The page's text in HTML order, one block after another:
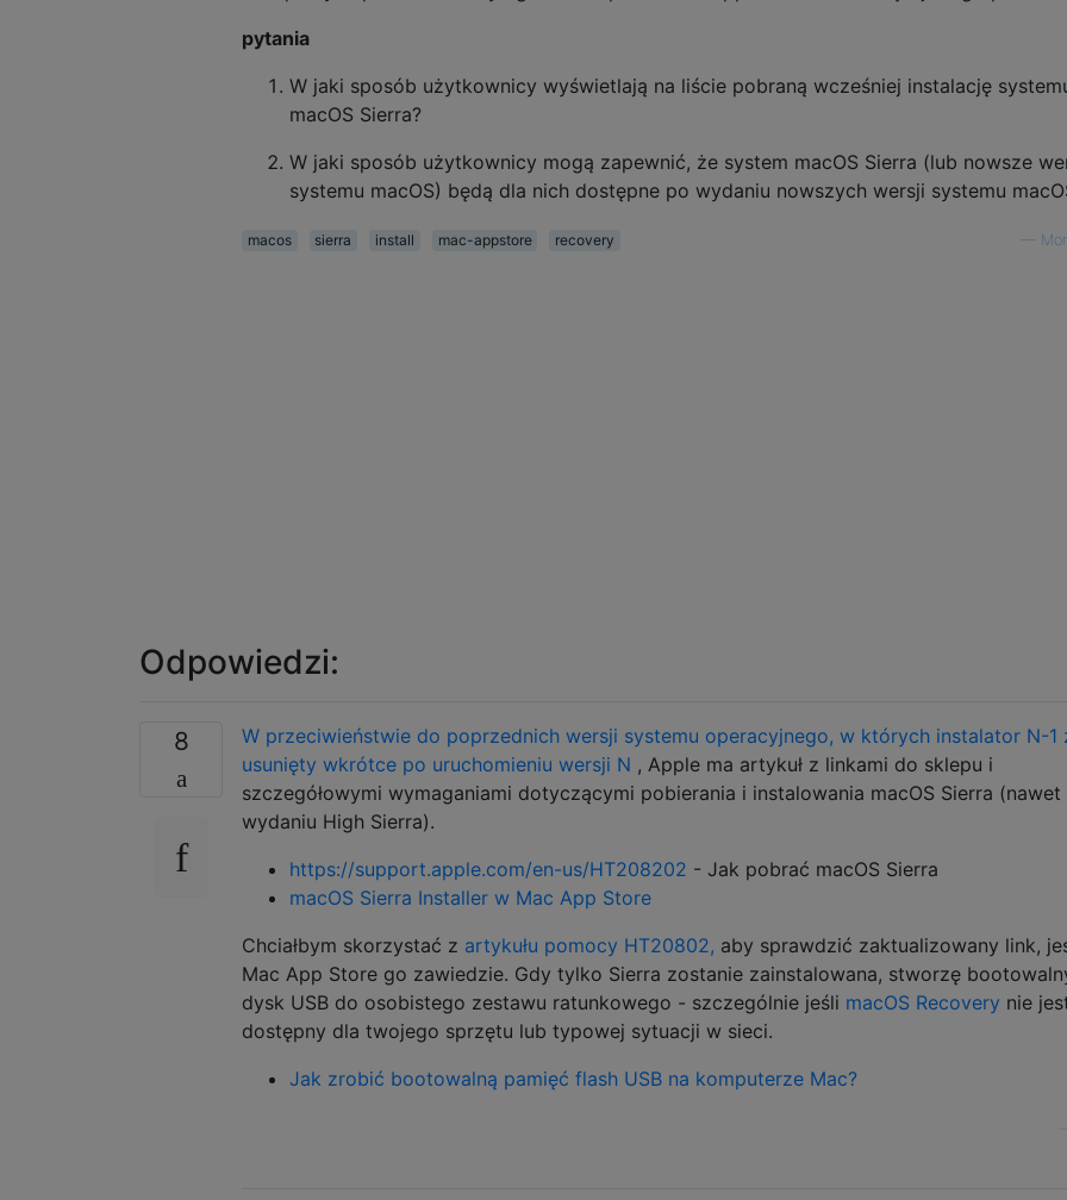
pytania
W jaki sposób użytkownicy wyświetlają na liście pobraną wcześniej instalację
macOS Sierra?
W jaki sposób użytkownicy mogą zapewnić, że system macOS Sierra (lub nowsze
systemu macOS) będą dla nich dostępne po wydaniu nowszych wersji systemu
macos sierra install mac-appstore recovery
Odpowiedzi:
8
W przeciwieństwie do poprzednich wersji systemu operacyjnego, w których instalator N-1
usunięty wkrótce po uruchomieniu wersji N , Apple ma artykuł z linkami do sklepu i
szczegółowymi wymaganiami dotyczącymi pobierania i instalowania macOS Sierra (nawet
wydaniu High Sierra).
https://support.apple.com/en-us/HT208202 - Jak pobrać macOS Sierra
macOS Sierra Installer w Mac App Store
Chciałbym skorzystać z artykułu pomocy HT20802, aby sprawdzić zaktualizowany link,
Mac App Store go zawiedzie. Gdy tylko Sierra zostanie zainstalowana, stworzę
dysk USB do osobistego zestawu ratunkowego - szczególnie jeśli macOS Recovery nie
dostępny dla twojego sprzętu lub typowej sytuacji w sieci.
Jak zrobić bootowalną pamięć flash USB na komputerze Mac?